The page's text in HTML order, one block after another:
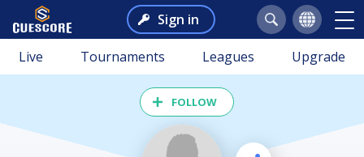
Sign in
Live Tournaments Leagues Upgrade
FOLLOW